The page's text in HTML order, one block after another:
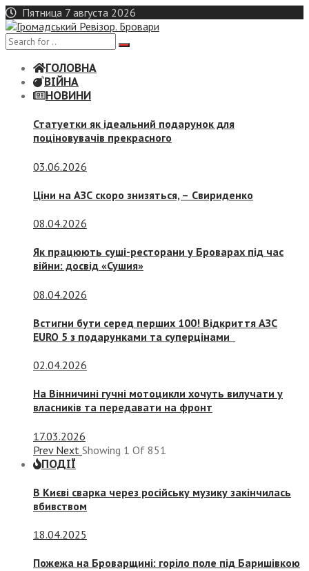
Skip
to
content
Пятница 7 августа 2026
ГОЛОВНА
ВІЙНА
НОВИНИ
Статуетки як ідеальний подарунок для
поціновувачів прекрасного
03.06.2026
Ціни на АЗС скоро знизяться, – Свириденко
08.04.2026
Як працюють суші-ресторани у Броварах під час
війни: досвід «Сушия»
08.04.2026
Встигни бути серед перших 100! Відкриття АЗС
EURO 5 з подарунками та суперцінами
02.04.2026
На Вінничині гучні мотоцикли хочуть вилучати у
власників та передавати на фронт
17.03.2026
Prev Next Showing 1 Of 851
ПОДІЇ
В Києві сварка через російську музику закінчилась
вбивством
18.04.2025
Пожежа на Броварщині: горіло поле під Баришівкою